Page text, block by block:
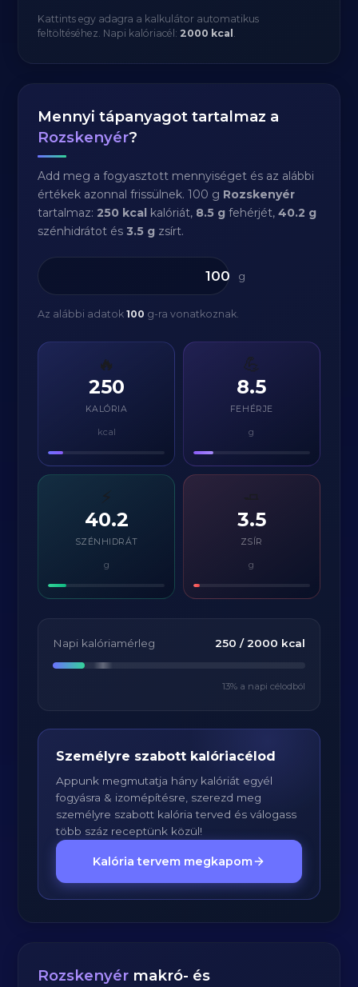
Kattints egy adagra a kalkulátor automatikus
feltöltéséhez. Napi kalóriacél: 2000 kcal .
Mennyi tápanyagot tartalmaz a
Rozskenyér?
Add meg a fogyasztott mennyiséget és az alábbi
értékek azonnal frissülnek. 100 g Rozskenyér
tartalmaz:250 kcal kalóriát, 8.5 g fehérjét,40.2 g
szénhidrátot és3.5 g zsírt.
g
Az alábbi adatok100 g-ra vonatkoznak.
🔥
250
KALÓRIA
kcal
💪
8.5
FEHÉRJE
g
⚡
40.2
SZÉNHIDRÁT
g
3.5
ZSÍR
g
Napi kalóriamérleg 250 / 2000 kcal
13% a napi célodból
Személyre szabott kalóriacélod
Appunk megmutatja hány kalóriát egyél
fogyásra & izomépítésre, szerezd meg
személyre szabott kalória terved és válogass
több száz receptünk közül!
Kalória tervem megkapom
Rozskenyér makró- és